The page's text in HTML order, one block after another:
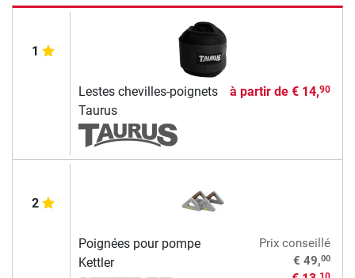
1
Lestes chevilles-poignets
Taurus
à partir de € 14,90
2
Poignées pour pompe
Kettler
Prix conseillé
€ 49,00